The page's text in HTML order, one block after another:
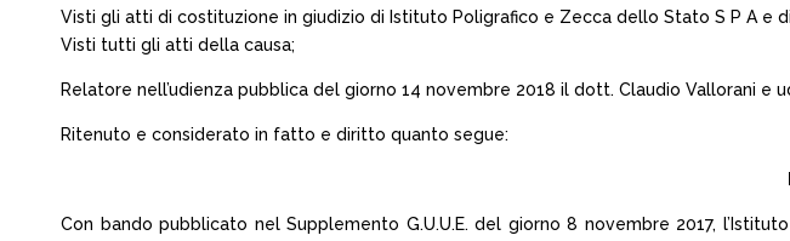
Visti gli atti di costituzione in giudizio di Istituto Poligrafico e Zecca dello Stato S P A e di
Visti tutti gli atti della causa;
Relatore nell’udienza pubblica del giorno 14 novembre 2018 il dott. Claudio Vallorani
Ritenuto e considerato in fatto e diritto quanto segue:
Con bando pubblicato nel Supplemento G.U.U.E. del giorno 8 novembre 2017,